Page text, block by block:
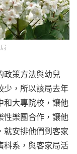
政策方法與幼兒
少，所以該局去年
和大專院校，讓他
性樂團合作，讓他
就安排他們到客家
科系，與客家局活